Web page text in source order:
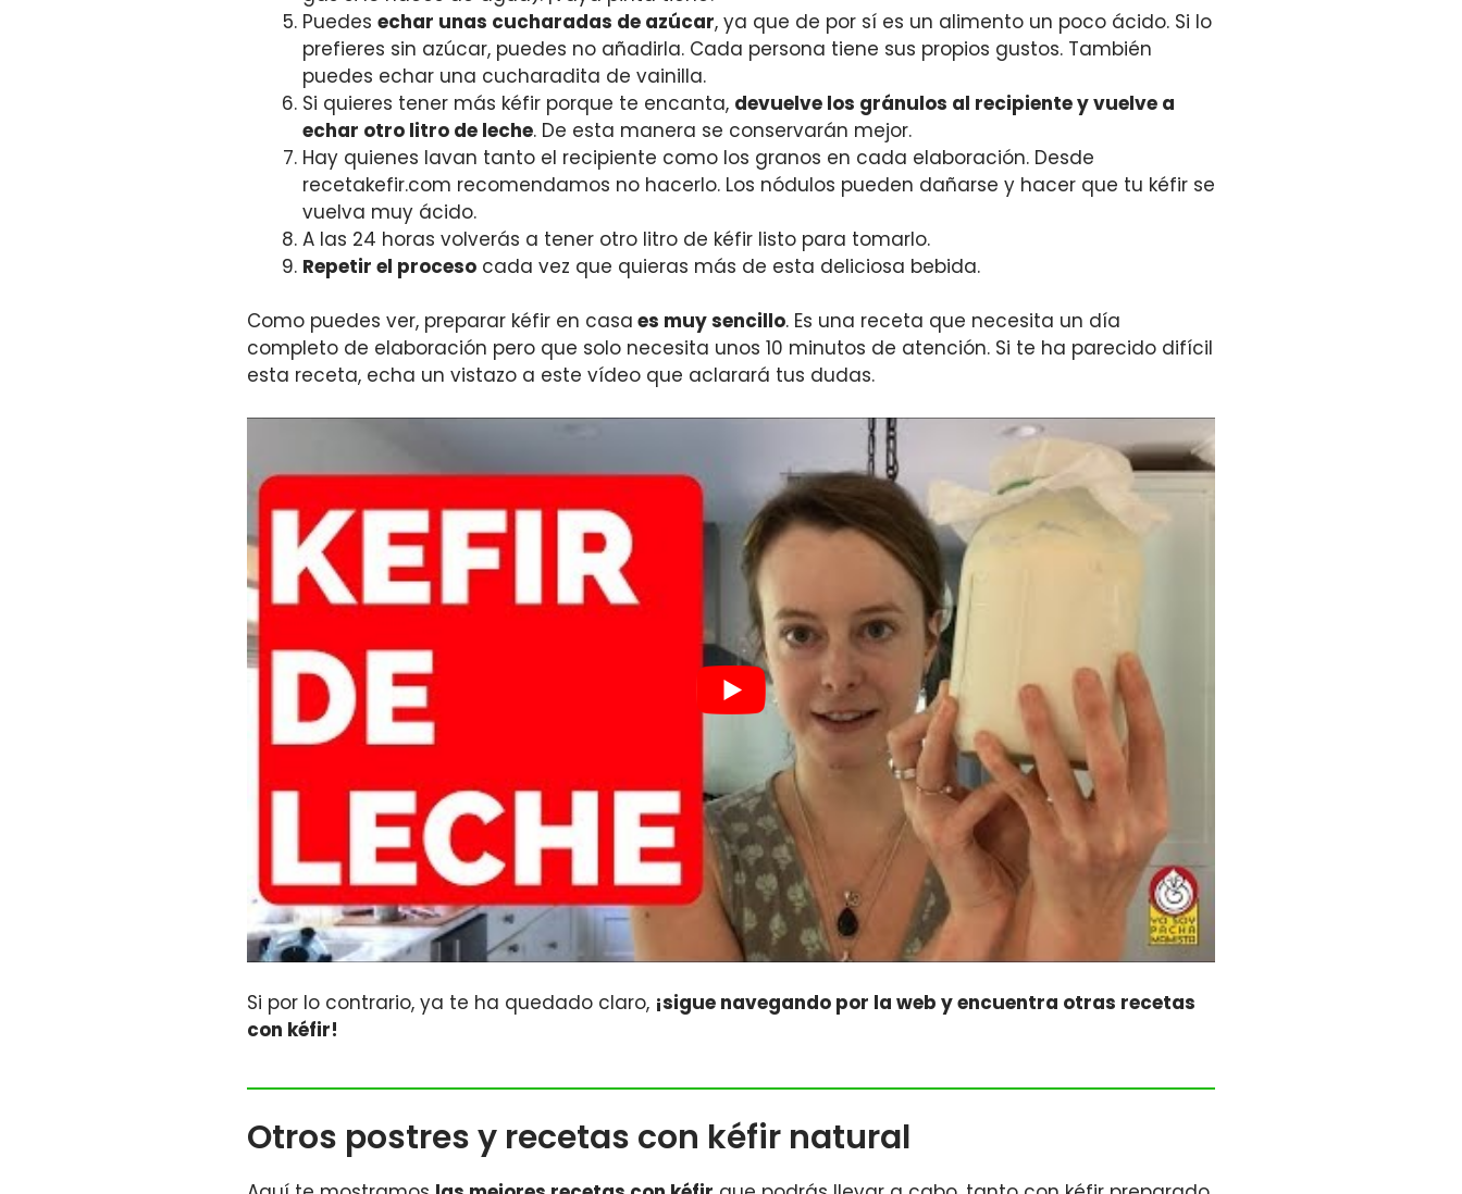
Puedes echar unas cucharadas de azúcar, ya que de por sí es un alimento un poco ácido. Si lo
prefieres sin azúcar, puedes no añadirla. Cada persona tiene sus propios gustos. También
puedes echar una cucharadita de vainilla.
Si quieres tener más kéfir porque te encanta, devuelve los gránulos al recipiente y vuelve a
echar otro litro de leche. De esta manera se conservarán mejor.
Hay quienes lavan tanto el recipiente como los granos en cada elaboración. Desde
recetakefir.com recomendamos no hacerlo. Los nódulos pueden dañarse y hacer que tu kéfir se
vuelva muy ácido.
A las 24 horas volverás a tener otro litro de kéfir listo para tomarlo.
Repetir el proceso cada vez que quieras más de esta deliciosa bebida.
Como puedes ver, preparar kéfir en casa es muy sencillo. Es una receta que necesita un día
completo de elaboración pero que solo necesita unos 10 minutos de atención. Si te ha parecido difícil
esta receta, echa un vistazo a este vídeo que aclarará tus dudas.
Si por lo contrario, ya te ha quedado claro, ¡sigue navegando por la web y encuentra otras recetas
con kéfir!
Otros postres y recetas con kéfir natural